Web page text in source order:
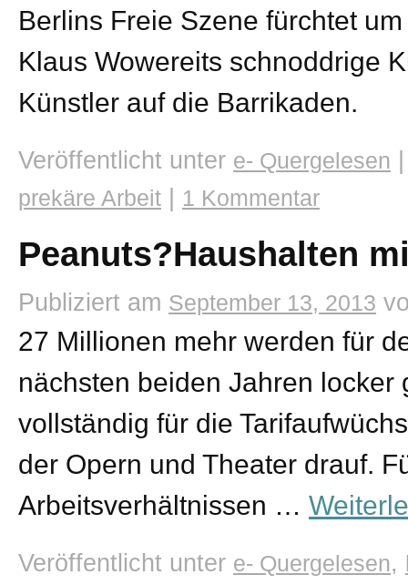
Berlins Freie Szene fürchtet
Klaus Wowereits schnoddrige
Künstler auf die Barrikaden.
Veröffentlicht unter e- Quergelesen |
prekäre Arbeit | 1 Kommentar
Peanuts?Haushalten
Publiziert am September 13, 2013
27 Millionen mehr werden für
nächsten beiden Jahren locker
vollständig für die
der Opern und Theater drauf.
Arbeitsverhältnissen …
Veröffentlicht unter e- Quergelesen,